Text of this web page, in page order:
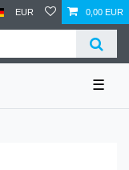
EUR 0,00 EUR
☰